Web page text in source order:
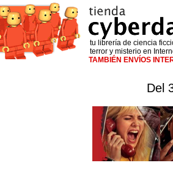
tu librería de ciencia
terror y misterio en
TAMBIÉN ENVÍOS
Del